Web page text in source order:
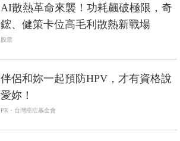
AI散熱革命來襲！功耗飆破極限，奇
鋐、健策卡位高毛利散熱新戰場
股票
伴侶和妳一起預防HPV，才有資格說
愛妳！
PR・台灣癌症基金會